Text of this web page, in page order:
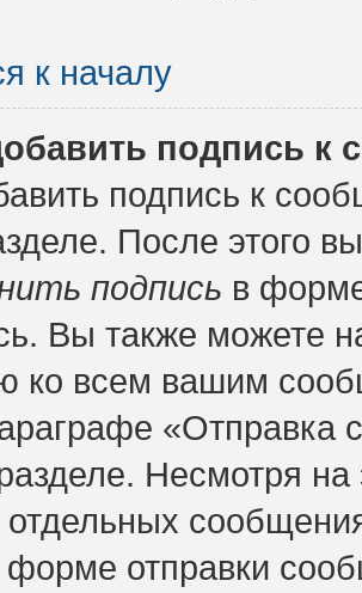
к началу
подпись к
подпись к
После этого
подпись в
Вы также можете
ко всем вашим
«Отправка
Несмотря
отдельных
форме отправки